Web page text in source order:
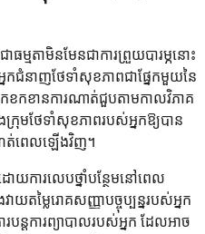
ធម្មតាមិនមែនជាការព្រួយបារម្ភនោះ
កជំនាញថែទាំសុខភាពជាផ្នែកមួយនៃ
កខកខានការណាត់ជួបតាមកាលវិភាគ
ក្រុមថែទាំសុខភាពរបស់អ្នកឱ្យបាន
ណត់ពេលឡើងវិញ។
ោយការលេបថ្នាំបន្ថែមនៅពេល
តម្លៃរោគសញ្ញាបច្ចុប្បន្នរបស់អ្នក
ន្តការព្យាបាលរបស់អ្នក ដែលអាច